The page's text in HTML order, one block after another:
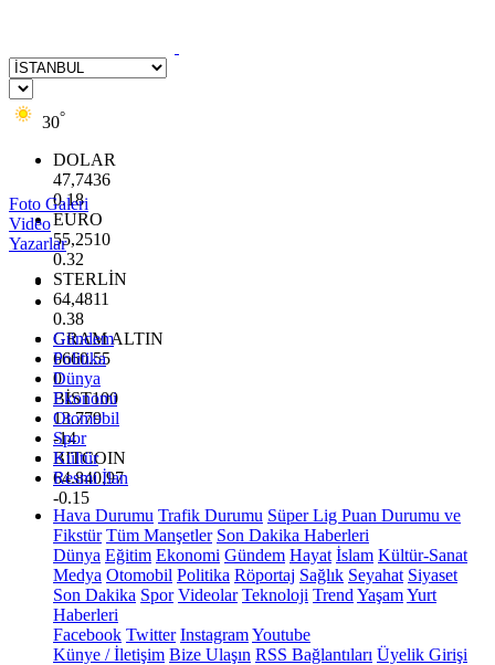
30°
DOLAR
47,7436
0.18
EURO
55,2510
0.32
STERLİN
64,4811
0.38
GRAM ALTIN
6660.55
0
BİST100
13.779
-14
BITCOIN
64.840,97
-0.15
Foto Galeri
Video
Yazarlar
Gündem
Politika
Dünya
Ekonomi
Otomobil
Spor
Kültür
Resmi İlan
Hava Durumu Trafik Durumu Süper Lig Puan Durumu ve
Fikstür Tüm Manşetler Son Dakika Haberleri
Dünya Eğitim Ekonomi Gündem Hayat İslam Kültür-Sanat
Medya Otomobil Politika Röportaj Sağlık Seyahat Siyaset
Son Dakika Spor Videolar Teknoloji Trend YaşamYurt
Haberleri
Facebook Twitter InstagramYoutube
Künye / İletişim Bize Ulaşın RSS Bağlantıları Üyelik Girişi